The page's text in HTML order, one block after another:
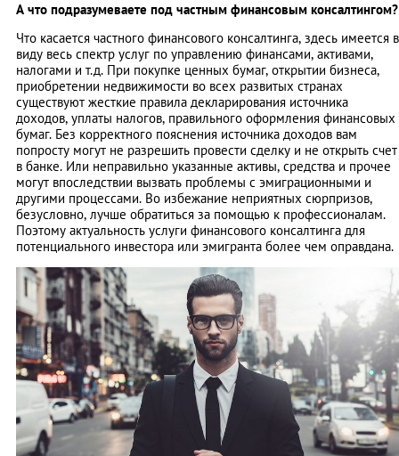
А что подразумеваете под частным финансовым консалтингом?
Что касается частного финансового консалтинга, здесь имеется в
виду весь спектр услуг по управлению финансами, активами,
налогами и т.д. При покупке ценных бумаг, открытии бизнеса,
приобретении недвижимости во всех развитых странах
существуют жесткие правила декларирования источника
доходов, уплаты налогов, правильного оформления финансовых
бумаг. Без корректного пояснения источника доходов вам
попросту могут не разрешить провести сделку и не открыть счет
в банке. Или неправильно указанные активы, средства и прочее
могут впоследствии вызвать проблемы с эмиграционными и
другими процессами. Во избежание неприятных сюрпризов,
безусловно, лучше обратиться за помощью к профессионалам.
Поэтому актуальность услуги финансового консалтинга для
потенциального инвестора или эмигранта более чем оправдана.